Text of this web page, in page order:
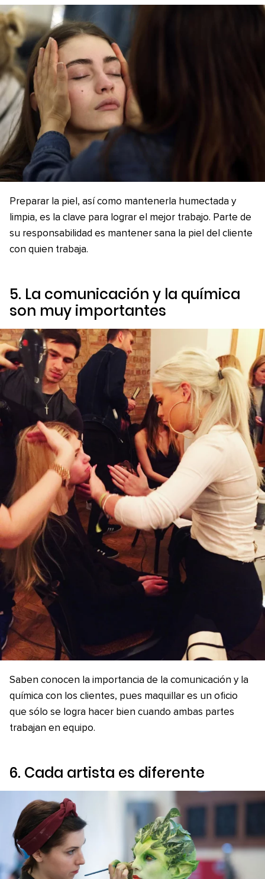
Preparar la piel, así como mantenerla humectada y
limpia, es la clave para lograr el mejor trabajo. Parte de
su responsabilidad es mantener sana la piel del cliente
con quien trabaja.
5. La comunicación y la química
son muy importantes
Saben conocen la importancia de la comunicación y la
química con los clientes, pues maquillar es un oficio
que sólo se logra hacer bien cuando ambas partes
trabajan en equipo.
6. Cada artista es diferente